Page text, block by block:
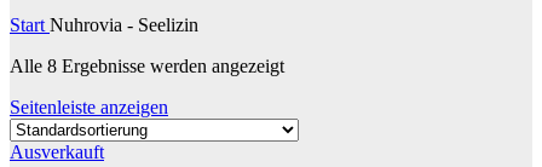
Start Nuhrovia - Seelizin
Alle 8 Ergebnisse werden angezeigt
Seitenleiste anzeigen
Ausverkauft